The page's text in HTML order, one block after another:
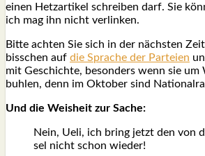
einen Hetz­ar­ti­kel schrei­ben darf. Sie
ich mag ihn nicht ver­lin­ken.
Bit­te ach­ten Sie sich in der nächs­ten
biss­chen auf die Spra­che der Par­tei­en
mit Geschich­te, beson­ders wenn sie um
buh­len, denn im Okto­ber sind
Und die Weis­heit zur Sache:
Nein, Ueli, ich bring jetzt den von
sel nicht schon wie­der!